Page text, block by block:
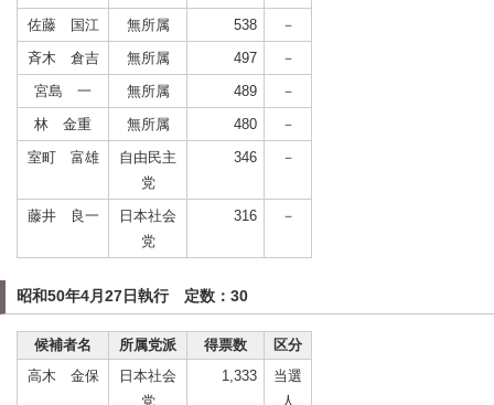
佐藤 国江
無所属 538
－
斉木 倉吉
無所属 497
－
宮島 一
無所属 489
－
林 金重
無所属 480
－
室町 富雄
自由民主
党
346 －
藤井 良一
日本社会
党
316 －
昭和50年4月27日執行 定数：30
候補者名 所属党派 得票数
区分
高木 金保
日本社会
党
1,333
当選
人